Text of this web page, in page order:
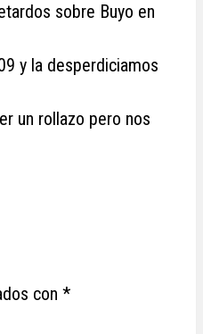
sobre Buyo en
y la desperdiciamos
un rollazo pero nos
con *